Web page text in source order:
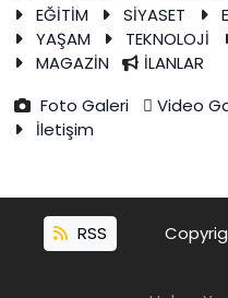
EĞİTİM
SİYASET
YAŞAM
TEKNOLOJİ
MAGAZİN
İLANLAR
Foto Galeri
Video
İletişim
RSS